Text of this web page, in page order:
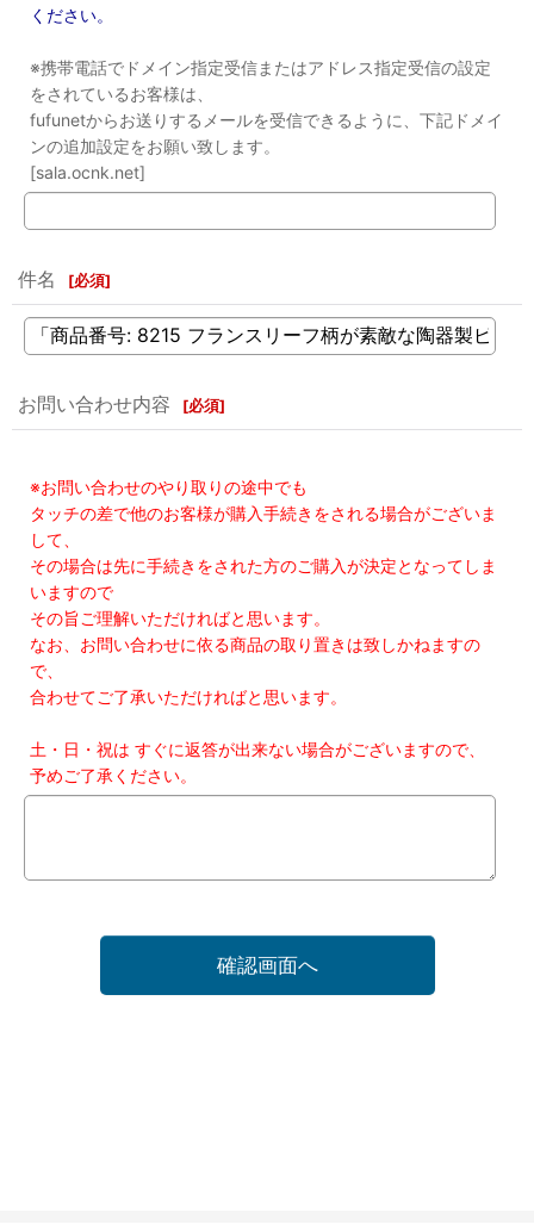
ください。
※携帯電話でドメイン指定受信またはアドレス指定受信の設定
をされているお客様は、
fufunetからお送りするメールを受信できるように、下記ドメイ
ンの追加設定をお願い致します。
[sala.ocnk.net]
件名 [必須]
お問い合わせ内容 [必須]
※お問い合わせのやり取りの途中でも
タッチの差で他のお客様が購入手続きをされる場合がございま
して、
その場合は先に手続きをされた方のご購入が決定となってしま
いますので
その旨ご理解いただければと思います。
なお、お問い合わせに依る商品の取り置きは致しかねますの
で、
合わせてご了承いただければと思います。
土・日・祝は すぐに返答が出来ない場合がございますので、
予めご了承ください。
確認画面へ